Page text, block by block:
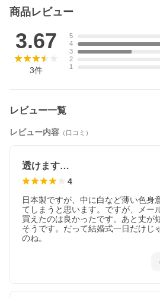
商品レビュー
3.67
3件
5
4
3
2
1
レビュー一覧
レビュー内容 （口コミ）
透けます…
4
日本製ですが、中に白など薄い色身
てしまうと思います。ですが、メー
買えたのは良かったです。あと丈が
そうです。だって結婚式一日だけじ
のね。